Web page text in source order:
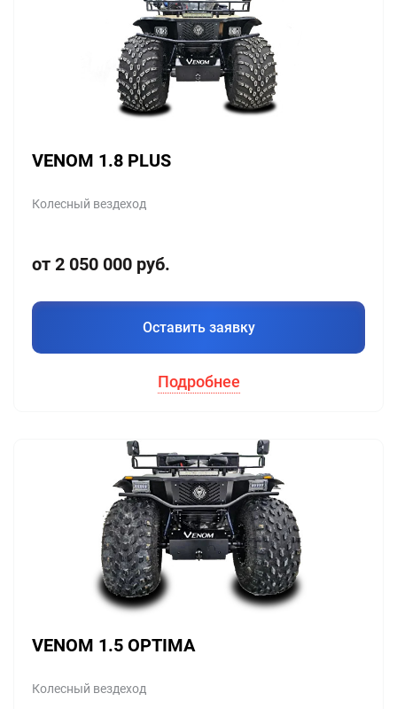
VENOM 1.8 PLUS
Колесный вездеход
от 2 050 000 руб.
Оставить заявку
Подробнее
VENOM 1.5 OPTIMA
Колесный вездеход